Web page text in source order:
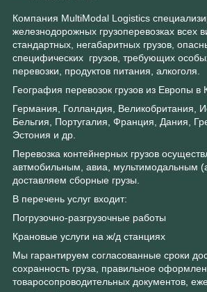
Компания MultiModal Logistics
железнодорожных грузоперевозках всех
стандартных, негабаритных грузов,
специфических грузов, требующих
перевозки, продуктов питания, алкоголя.
География перевозок грузов из Европы в
Германия, Голландия, Великобритания,
Бельгия, Португалия, Франция, Дания,
Эстония и др.
Перевозка контейнерных грузов
автмобильным, авиа, мультимодальным
доставляем сборные грузы.
В перечень услуг входит:
Погрузочно-разгрузочные работы
Крановые услуги на ж/д станциях
Мы гарантируем согласованные сроки
сохранность груза, правильное
товаросопроводительных документов,